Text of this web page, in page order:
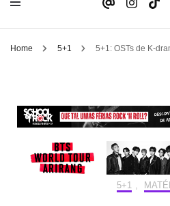
Home 5+1 5+1: OSTs de K-
5+1